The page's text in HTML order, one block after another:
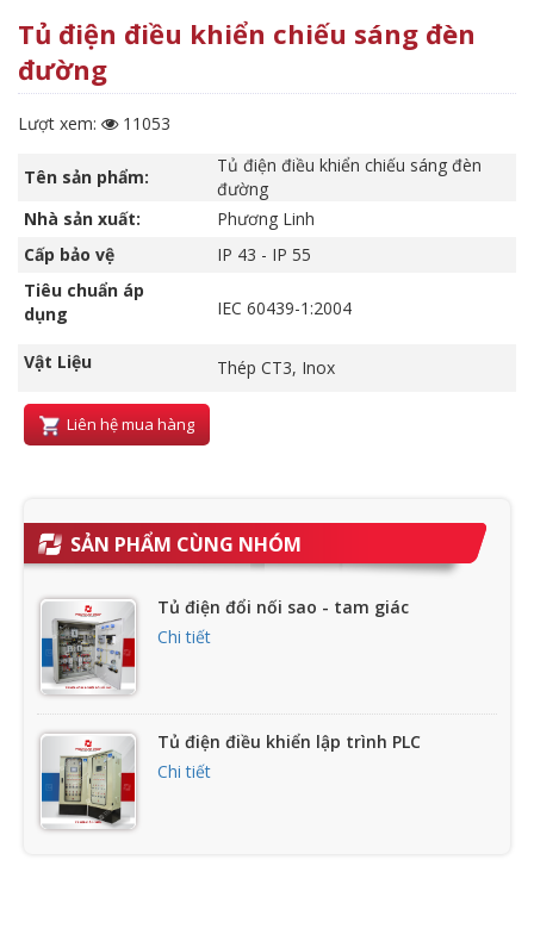
Tủ điện điều khiển chiếu sáng đèn
đường
Lượt xem: 11053
Tên sản phẩm:
Tủ điện điều khiển chiếu sáng đèn
đường
Nhà sản xuất:
Phương Linh
Cấp bảo vệ
IP 43 - IP 55
Tiêu chuẩn áp
dụng
IEC 60439-1:2004
Vật Liệu Thép CT3, Inox
Liên hệ mua hàng
SẢN PHẨM CÙNG NHÓM
Tủ điện đổi nối sao - tam giác
Chi tiết
Tủ điện điều khiển lập trình PLC
Chi tiết